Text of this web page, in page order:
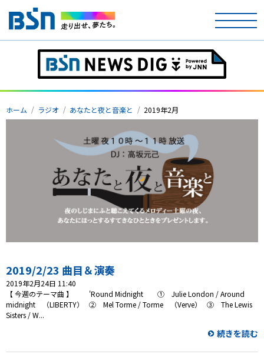
ホーム
テレビ
ラジオ
アナウンサー
イベント
ニュース
プレゼント
コンテンツ・アプリ
ホーム ラジオ あなたと夜と音楽と 2019年2月
2019/2/23 曲目＆演奏
2019年2月24日 11:40
【 今週のテーマ曲 】 'Round Midnight ① Julie London / Around
midnight （LIBERTY） ② Mel Torme / Torme （Verve） ③ The Lewis
Sisters / W...
続きを読む